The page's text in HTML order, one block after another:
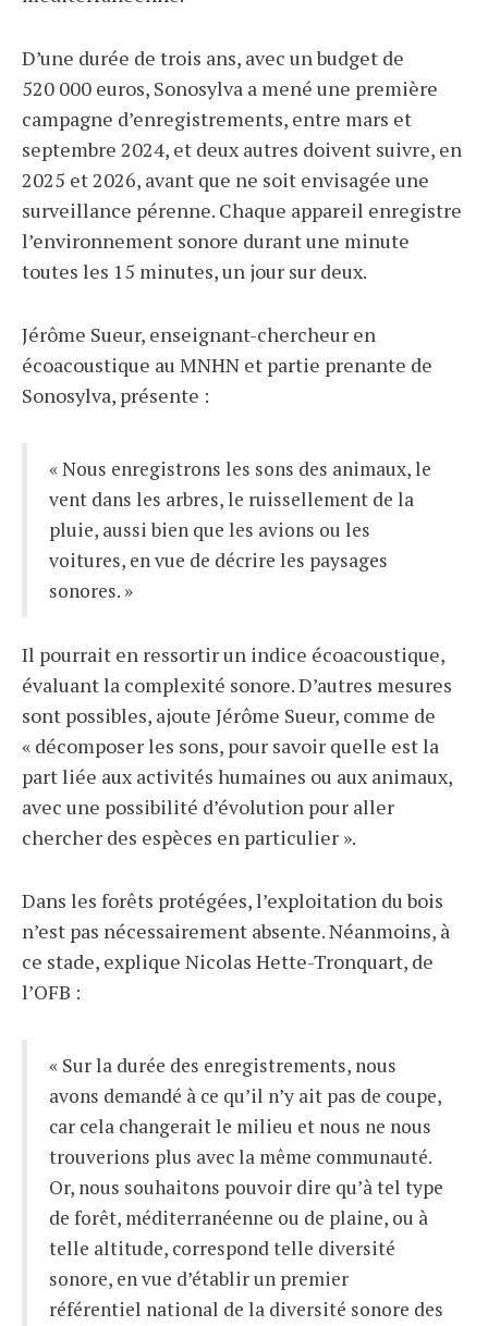
D’une durée de trois ans, avec un budget de
520 000 euros, Sonosylva a mené une première
campagne d’enregistrements, entre mars et
septembre 2024, et deux autres doivent suivre, en
2025 et 2026, avant que ne soit envisagée une
surveillance pérenne. Chaque appareil enregistre
l’environnement sonore durant une minute
toutes les 15 minutes, un jour sur deux.
Jérôme Sueur, enseignant-chercheur en
écoacoustique au MNHN et partie prenante de
Sonosylva, présente :
« Nous enregistrons les sons des animaux, le
vent dans les arbres, le ruissellement de la
pluie, aussi bien que les avions ou les
voitures, en vue de décrire les paysages
sonores. »
Il pourrait en ressortir un indice écoacoustique,
évaluant la complexité sonore. D’autres mesures
sont possibles, ajoute Jérôme Sueur, comme de
« décomposer les sons, pour savoir quelle est la
part liée aux activités humaines ou aux animaux,
avec une possibilité d’évolution pour aller
chercher des espèces en particulier ».
Dans les forêts protégées, l’exploitation du bois
n’est pas nécessairement absente. Néanmoins, à
ce stade, explique Nicolas Hette-Tronquart, de
l’OFB :
« Sur la durée des enregistrements, nous
avons demandé à ce qu’il n’y ait pas de coupe,
car cela changerait le milieu et nous ne nous
trouverions plus avec la même communauté.
Or, nous souhaitons pouvoir dire qu’à tel type
de forêt, méditerranéenne ou de plaine, ou à
telle altitude, correspond telle diversité
sonore, en vue d’établir un premier
référentiel national de la diversité sonore des